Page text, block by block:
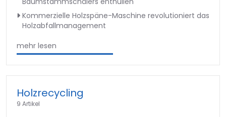
Kommerzielle Holzspäne-Maschine revolutioniert das
Holzabfallmanagement
mehr lesen
Holzrecycling
9 Artikel